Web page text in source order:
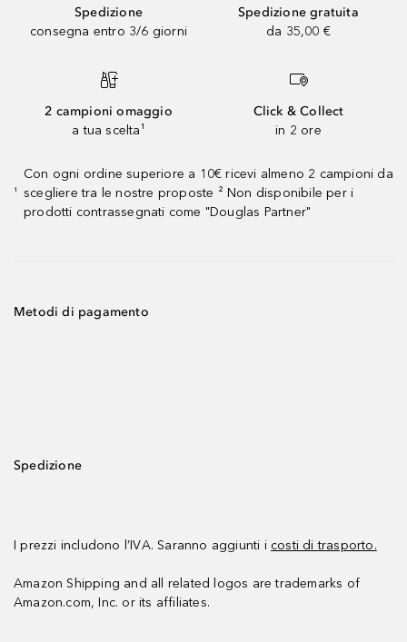
Spedizione
consegna entro 3/6 giorni
Spedizione gratuita
da 35,00 €
2 campioni omaggio
a tua scelta¹
Click & Collect
in 2 ore
¹
Con ogni ordine superiore a 10€ ricevi almeno 2 campioni da
scegliere tra le nostre proposte ² Non disponibile per i
prodotti contrassegnati come "Douglas Partner"
Metodi di pagamento
Spedizione
I prezzi includono l’IVA. Saranno aggiunti i costi di trasporto.
Amazon Shipping and all related logos are trademarks of
Amazon.com, Inc. or its affiliates.